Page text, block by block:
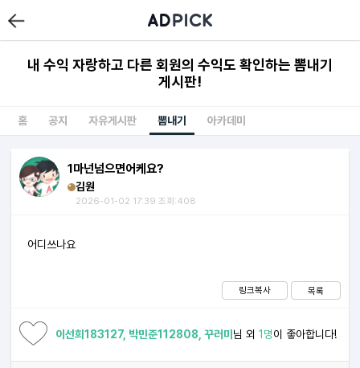
내 수익 자랑하고 다른 회원의 수익도 확인하는 뽐내기
게시판!
홈 공지 자유게시판 뽐내기 아카데미
1마넌넘으면어케요?
김원
2026-01-02 17:39 조회:408
어디쓰나요
링크복사 목록
이선희183127, 박민준112808, 꾸러미 님 외1명이 좋아합니다!